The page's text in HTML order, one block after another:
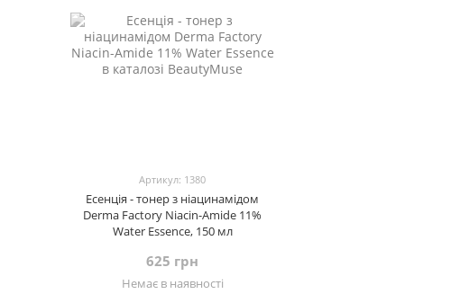
Артикул: 1380
Есенція - тонер з ніацинамідом
Derma Factory Niacin-Amide 11%
Water Essence, 150 мл
625 грн
Немає в наявності